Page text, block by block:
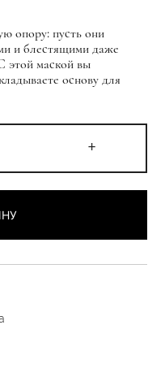
опору: пусть они
и блестящими даже
этой маской вы
основу для
+